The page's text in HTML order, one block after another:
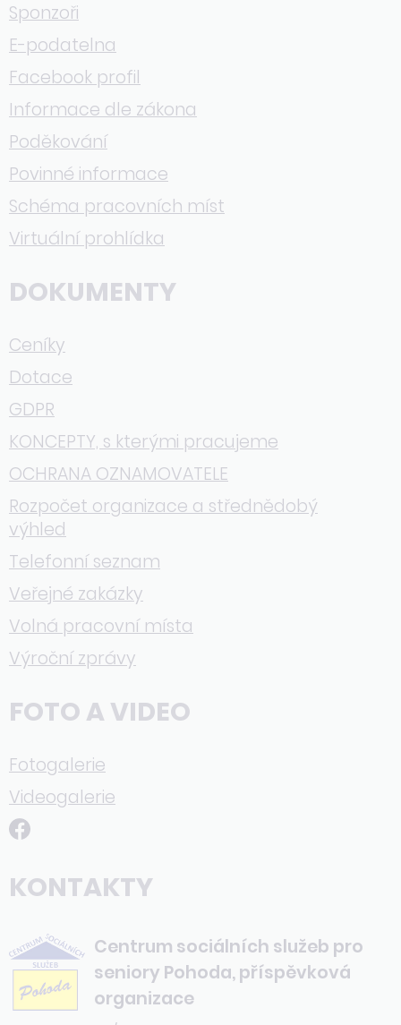
Sponzoři
E-podatelna
Facebook profil
Informace dle zákona
Poděkování
Povinné informace
Schéma pracovních míst
Virtuální prohlídka
DOKUMENTY
Ceníky
Dotace
GDPR
KONCEPTY, s kterými pracujeme
OCHRANA OZNAMOVATELE
Rozpočet organizace a střednědobý
výhled
Telefonní seznam
Veřejné zakázky
Volná pracovní místa
Výroční zprávy
FOTO A VIDEO
Fotogalerie
Videogalerie
KONTAKTY
Centrum sociálních služeb pro
seniory Pohoda, příspěvková
organizace